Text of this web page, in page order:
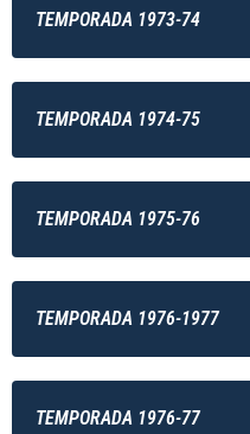
TEMPORADA 1973-74
TEMPORADA 1974-75
TEMPORADA 1975-76
TEMPORADA 1976-1977
TEMPORADA 1976-77